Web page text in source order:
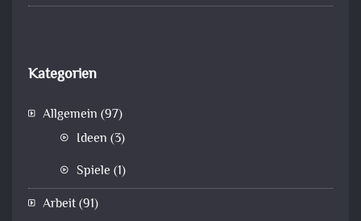
Kategorien
Allgemein (97)
Ideen (3)
Spiele (1)
Arbeit(91)